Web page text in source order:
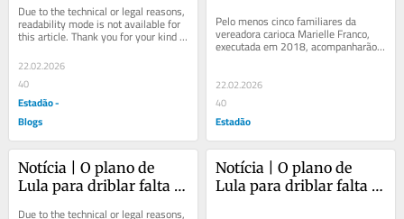
anos após assassinato
de vereadora
Due to the technical or legal reasons,
readability mode is not available for
this article. Thank you for your kind
22.02.2026
40
Estadão -
Blogs
anos após assassinato
de vereadora
Pelo menos cinco familiares da
vereadora carioca Marielle Franco,
executada em 2018, acompanharão o
julgamento no Supremo Tribunal
22.02.2026
40
Estadão
Notícia | O plano de
Lula para driblar falta
Due to the technical or legal reasons,
Notícia | O plano de
Lula para driblar falta